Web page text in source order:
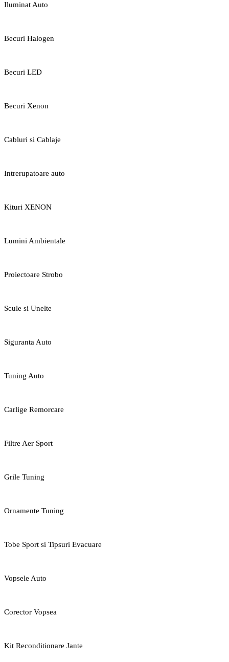
Iluminat Auto
Becuri Halogen
Becuri LED
Becuri Xenon
Cabluri si Cablaje
Intrerupatoare auto
Kituri XENON
Lumini Ambientale
Proiectoare Strobo
Scule si Unelte
Siguranta Auto
Tuning Auto
Carlige Remorcare
Filtre Aer Sport
Grile Tuning
Ornamente Tuning
Tobe Sport si Tipsuri Evacuare
Vopsele Auto
Corector Vopsea
Kit Reconditionare Jante